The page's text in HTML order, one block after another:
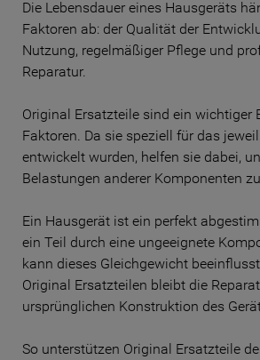
Die Lebensdauer eines Hausgeräts
Faktoren ab: der Qualität der
Nutzung, regelmäßiger Pflege und
Reparatur.
Original Ersatzteile sind ein wichtiger
Faktoren. Da sie speziell für das
entwickelt wurden, helfen sie dabei,
Belastungen anderer Komponenten
Ein Hausgerät ist ein perfekt
ein Teil durch eine ungeeignete
kann dieses Gleichgewicht
Original Ersatzteilen bleibt die
ursprünglichen Konstruktion des
So unterstützen Original Ersatzteile